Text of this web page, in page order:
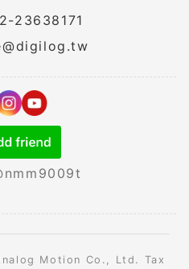
23638171
Motion Co., Ltd. Tax